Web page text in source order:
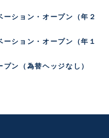
ション・オープン（年２
ション・オープン（年１
ン（為替ヘッジなし）